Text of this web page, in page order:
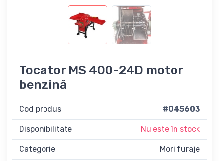
Tocator MS 400-24D motor
benzină
Cod produs #045603
Disponibilitate Nu este în stock
Categorie Mori furaje